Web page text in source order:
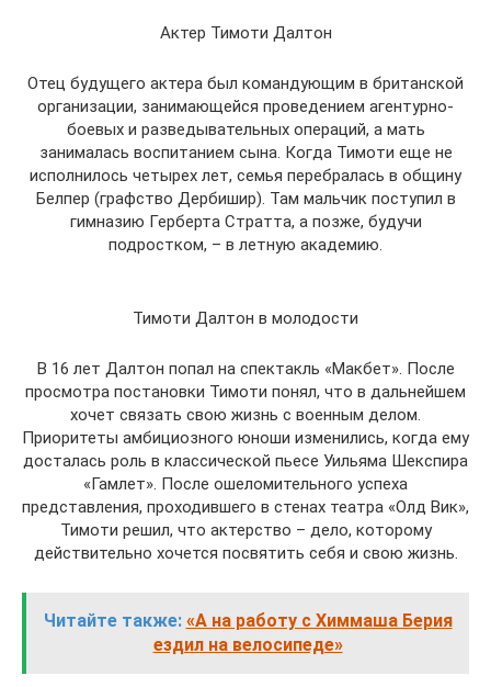
Актер Тимоти Далтон
Отец будущего актера был командующим в британской
организации, занимающейся проведением агентурно-
боевых и разведывательных операций, а мать
занималась воспитанием сына. Когда Тимоти еще не
исполнилось четырех лет, семья перебралась в общину
Белпер (графство Дербишир). Там мальчик поступил в
гимназию Герберта Стратта, а позже, будучи
подростком, – в летную академию.
Тимоти Далтон в молодости
В 16 лет Далтон попал на спектакль «Макбет». После
просмотра постановки Тимоти понял, что в дальнейшем
хочет связать свою жизнь с военным делом.
Приоритеты амбициозного юноши изменились, когда ему
досталась роль в классической пьесе Уильяма Шекспира
«Гамлет». После ошеломительного успеха
представления, проходившего в стенах театра «Олд Вик»,
Тимоти решил, что актерство – дело, которому
действительно хочется посвятить себя и свою жизнь.
Читайте также: «А на работу с Химмаша Берия
ездил на велосипеде»